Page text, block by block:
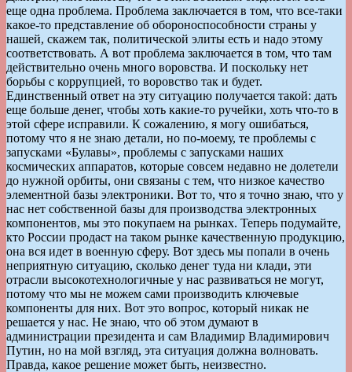
еще одна проблема. Проблема заключается в том, что все-таки
какое-то представление об обороноспособности страны у
нашей, скажем так, политической элиты есть и надо этому
соответствовать. А вот проблема заключается в том, что там
действительно очень много воровства. И поскольку нет
борьбы с коррупцией, то воровство так и будет.
Единственный ответ на эту ситуацию получается такой: дать
еще больше денег, чтобы хоть какие-то ручейки, хоть что-то в
этой сфере исправили. К сожалению, я могу ошибаться,
потому что я не знаю детали, но по-моему, те проблемы с
запусками «Булавы», проблемы с запусками наших
космических аппаратов, которые совсем недавно не долетели
до нужной орбиты, они связаны с тем, что низкое качество
элементной базы электроники. Вот то, что я точно знаю, что у
нас нет собственной базы для производства электронных
компонентов, мы это покупаем на рынках. Теперь подумайте,
кто России продаст на таком рынке качественную продукцию,
она вся идет в военную сферу. Вот здесь мы попали в очень
неприятную ситуацию, сколько денег туда ни клади, эти
отрасли высокотехнологичные у нас развиваться не могут,
потому что мы не можем сами производить ключевые
компоненты для них. Вот это вопрос, который никак не
решается у нас. Не знаю, что об этом думают в
администрации президента и сам Владимир Владимирович
Путин, но на мой взгляд, эта ситуация должна волновать.
Правда, какое решение может быть, неизвестно.